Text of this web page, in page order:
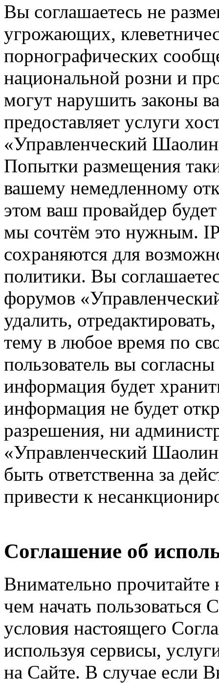
Вы соглашаетесь не
угрожающих,
порнографических
национальной розни и
могут нарушить законы
предоставляет услуги
«Управленческий
Попытки размещения
вашему немедленному
этом ваш провайдер
мы сочтём это нужным.
сохраняются для
политики. Вы
форумов
удалить,
тему в любое время по
пользователь вы
информация будет
информация не будет
разрешения, ни
«Управленческий
быть ответственна за
привести к
Соглашение об
Внимательно
чем начать
условия настоящего
используя сервисы,
на Сайте. В случае если